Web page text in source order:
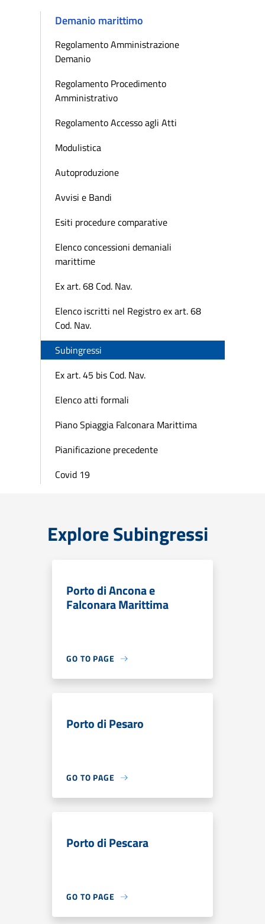
Demanio marittimo
Regolamento Amministrazione
Demanio
Regolamento Procedimento
Amministrativo
Regolamento Accesso agli Atti
Modulistica
Autoproduzione
Avvisi e Bandi
Esiti procedure comparative
Elenco concessioni demaniali
marittime
Ex art. 68 Cod. Nav.
Elenco iscritti nel Registro ex art. 68
Cod. Nav.
Subingressi
Ex art. 45 bis Cod. Nav.
Elenco atti formali
Piano Spiaggia Falconara Marittima
Pianificazione precedente
Covid 19
Explore Subingressi
Porto di Ancona e
Falconara Marittima
GO TO PAGE
Porto di Pesaro
GO TO PAGE
Porto di Pescara
GO TO PAGE